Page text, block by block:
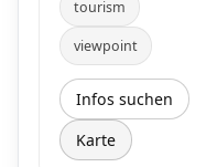
tourism
viewpoint
Infos suchen
Karte